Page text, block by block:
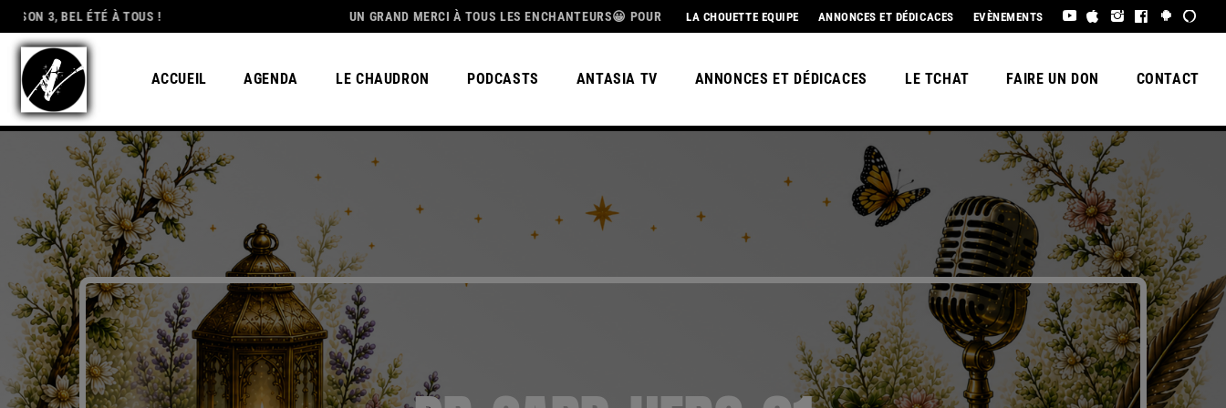
ÉTÉ À TOUS ! UN GRAND MERCI À TOUS LES ENCHANTEURS😀 POUR CETTE MAGNIFIQUE SAISON 3, BEL ÉTÉ À TOUS !
LA CHOUETTE EQUIPE ANNONCES ET DÉDICACES EVÈNEMENTS
ACCUEIL AGENDA LE CHAUDRON PODCASTS ANTASIA TV ANNONCES ET DÉDICACES LE TCHAT FAIRE UN DON CONTACT